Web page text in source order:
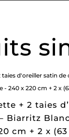
+ 2 taies
Biarritz
cm + 2 x (63